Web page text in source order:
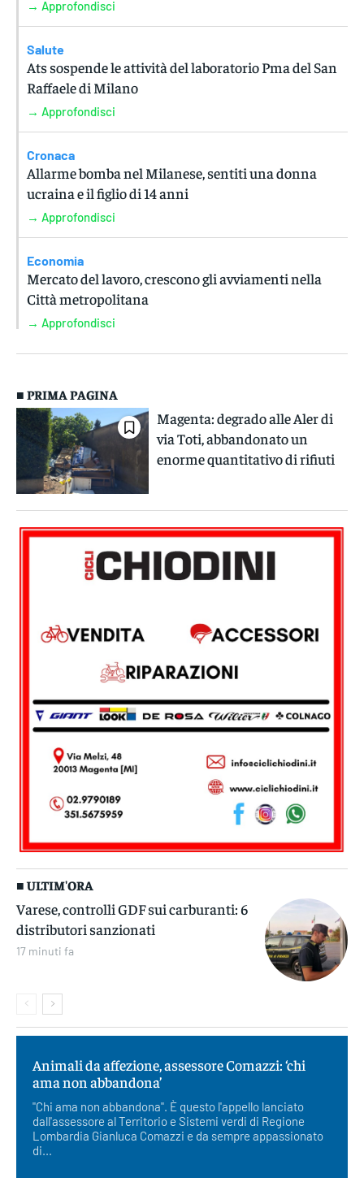
→ Approfondisci
Salute
Ats sospende le attività del laboratorio Pma del San
Raffaele di Milano
→ Approfondisci
Cronaca
Allarme bomba nel Milanese, sentiti una donna
ucraina e il figlio di 14 anni
→ Approfondisci
Economia
Mercato del lavoro, crescono gli avviamenti nella
Città metropolitana
→ Approfondisci
■ PRIMA PAGINA
Magenta: degrado alle Aler di
via Toti, abbandonato un
enorme quantitativo di rifiuti
■ ULTIM'ORA
Varese, controlli GDF sui carburanti: 6
distributori sanzionati
17 minuti fa
Animali da affezione, assessore Comazzi: ‘chi
ama non abbandona’
"Chi ama non abbandona". È questo l'appello lanciato
dall'assessore al Territorio e Sistemi verdi di Regione
Lombardia Gianluca Comazzi e da sempre appassionato
di...